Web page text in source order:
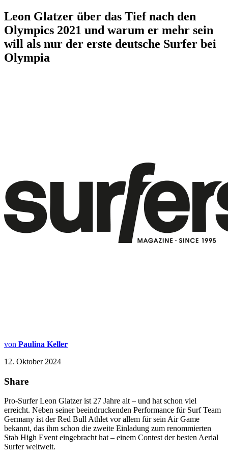
Leon Glatzer über das Tief nach den
Olympics 2021 und warum er mehr sein
will als nur der erste deutsche Surfer bei
Olympia
von Paulina Keller
12. Oktober 2024
Share
Pro-Surfer Leon Glatzer ist 27 Jahre alt – und hat schon viel
erreicht. Neben seiner beeindruckenden Performance für Surf Team
Germany ist der Red Bull Athlet vor allem für sein Air Game
bekannt, das ihm schon die zweite Einladung zum renommierten
Stab High Event eingebracht hat – einem Contest der besten Aerial
Surfer weltweit.